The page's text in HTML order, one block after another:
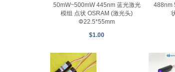
50mW~500mW 445nm 蓝光激光
模组 点状 OSRAM (激光头)
Φ22.5*55mm
$1.00
488nm